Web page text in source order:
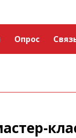
Опрос